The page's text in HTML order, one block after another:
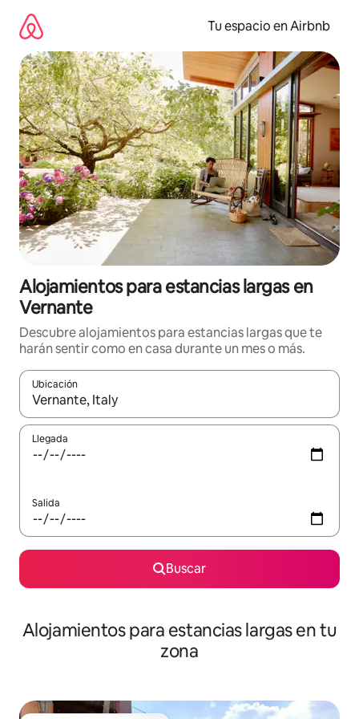
contenido
Tu espacio en Airbnb
Alojamientos para estancias largas en
Vernante
Descubre alojamientos para estancias largas que te
harán sentir como en casa durante un mes o más.
Ubicación
Cuando los resultados estén disponibles, podrás navegar
Llegada
Salida
Buscar
Alojamientos para estancias largas en tu
zona